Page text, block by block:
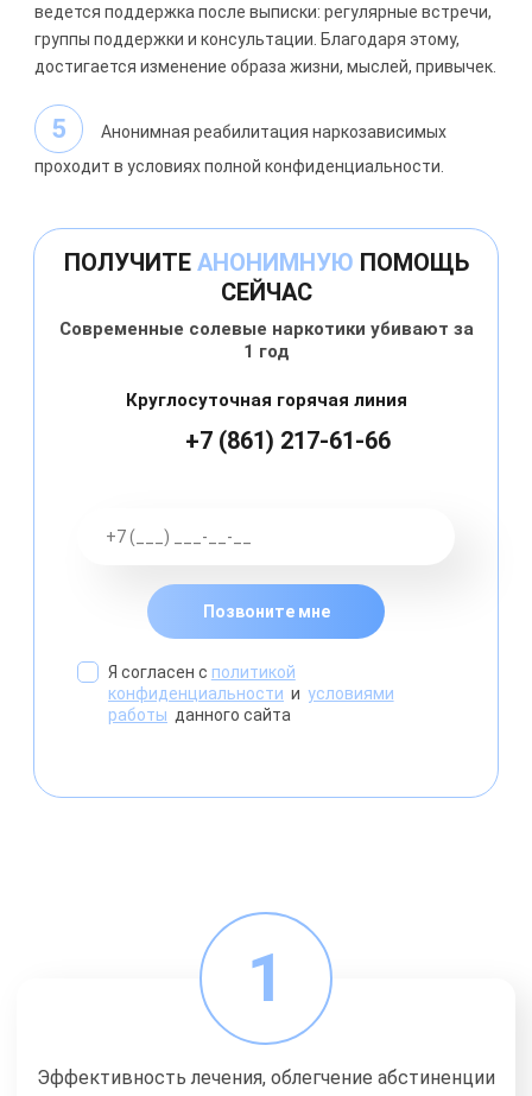
ведется поддержка после выписки: регулярные встречи,
группы поддержки и консультации. Благодаря этому,
достигается изменение образа жизни, мыслей, привычек.
Анонимная реабилитация наркозависимых
проходит в условиях полной конфиденциальности.
ПОЛУЧИТЕ АНОНИМНУЮ ПОМОЩЬ
СЕЙЧАС
Современные солевые наркотики убивают за
1 год
Круглосуточная горячая линия
+7 (861) 217-61-66
Позвоните мне
Я согласен с политикой
конфиденциальности и условиями
работы данного сайта
1
Эффективность лечения, облегчение абстиненции